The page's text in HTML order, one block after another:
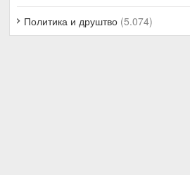
Политика и друштво (5.074)